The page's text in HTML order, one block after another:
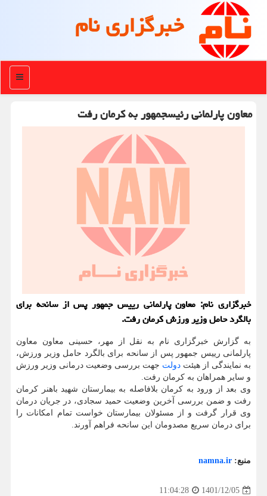
خبرگزاری نام
منو
معاون پارلمانی رئیس‎جمهور به کرمان رفت
خبرگزاری نام: معاون پارلمانی رییس جمهور پس از سانحه برای
بالگرد حامل وزیر ورزش کرمان رفت.
به گزارش خبرگزاری نام به نقل از مهر، حسینی معاون معاون
پارلمانی رییس جمهور پس از سانحه برای بالگرد حامل وزیر ورزش،
به نمایندگی از هیئت دولت جهت بررسی وضعیت درمانی وزیر ورزش
و سایر همراهان به کرمان رفت.
وی بعد از ورود به کرمان بلافاصله به بیمارستان شهید باهنر کرمان
رفت و ضمن بررسی آخرین وضعیت حمید سجادی، در جریان درمان
وی قرار گرفت و از مسئولان بیمارستان خواست تمام امکانات را
برای درمان سریع مصدومان این سانحه فراهم آورند.
منبع: namna.ir
1401/12/05
11:04:28